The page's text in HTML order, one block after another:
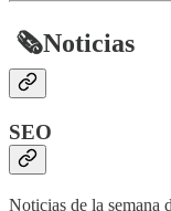
🗞️Noticias
SEO
Noticias de la semana